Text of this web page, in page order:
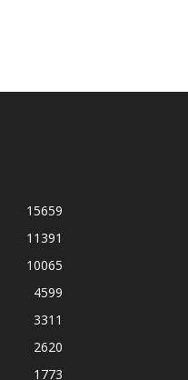
15659
11391
10065
4599
3311
2620
1773